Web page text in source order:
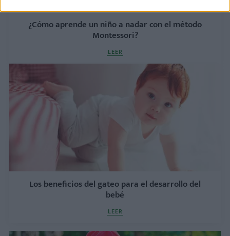
¿Cómo aprende un niño a nadar con el método
Montessori?
LEER
Los beneficios del gateo para el desarrollo del
bebé
LEER